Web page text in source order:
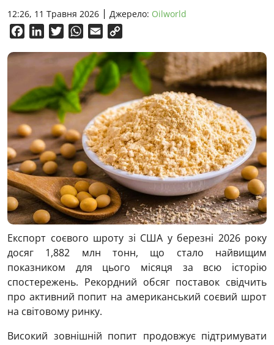
12:26, 11 Травня 2026 Джерело: Oilworld
FacebookLinkedInTwitterWhatsApp
Email
Експорт соєвого шроту зі США у березні 2026 року
досяг 1,882 млн тонн, що стало найвищим
показником для цього місяця за всю історію
спостережень. Рекордний обсяг поставок свідчить
про активний попит на американський соєвий шрот
на світовому ринку.
Високий зовнішній попит продовжує підтримувати